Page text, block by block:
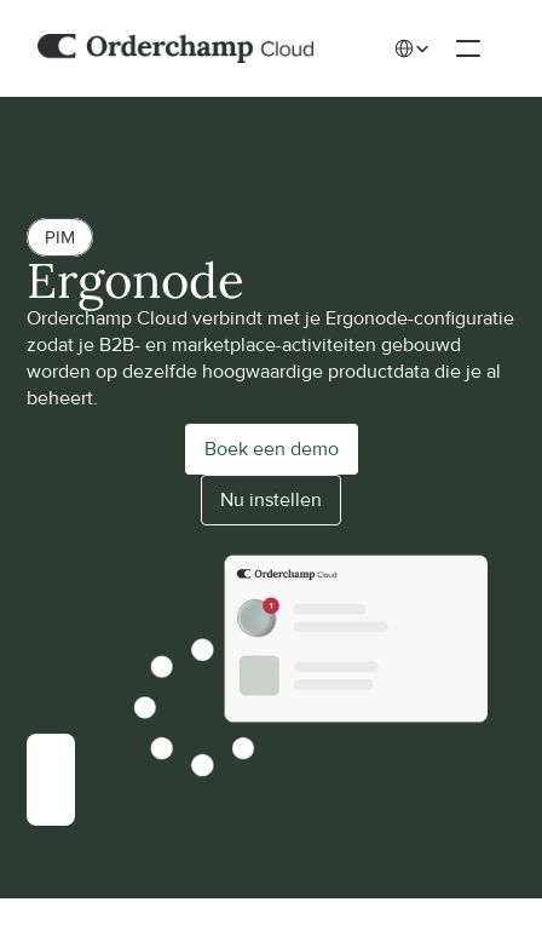
PIM
Ergonode
Orderchamp Cloud verbindt met je Ergonode-configuratie
zodat je B2B- en marketplace-activiteiten gebouwd
worden op dezelfde hoogwaardige productdata die je al
beheert.
Boek een demo
Nu instellen